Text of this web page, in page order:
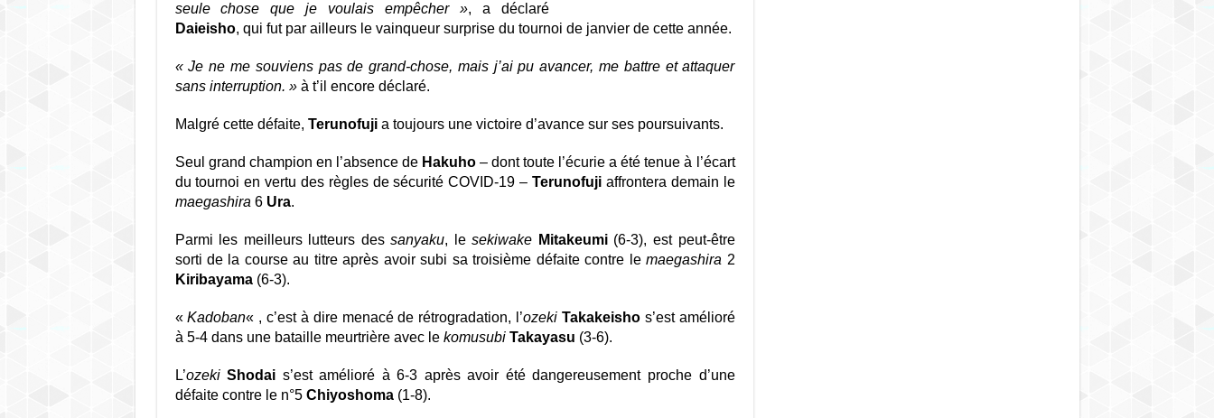
seule chose que je voulais empêcher », a déclaré
Daieisho, qui fut par ailleurs le vainqueur surprise du tournoi de janvier de cette année.
« Je ne me souviens pas de grand-chose, mais j’ai pu avancer, me battre et attaquer
sans interruption. » à t’il encore déclaré.
Malgré cette défaite, Terunofujia toujours une victoire d’avance sur ses poursuivants.
Seul grand champion en l’absence de Hakuho– dont toute l’écurie a été tenue à l’écart
du tournoi en vertu des règles de sécurité COVID-19 – Terunofujiaffrontera demain le
maegashira 6 Ura.
Parmi les meilleurs lutteurs dessanyaku, lesekiwake Mitakeumi(6-3), est peut-être
sorti de la course au titre après avoir subi sa troisième défaite contre lemaegashira 2
Kiribayama(6-3).
«Kadoban« , c’est à dire menacé de rétrogradation, l’ozeki Takakeishos’est amélioré
à 5-4 dans une bataille meurtrière avec le komusubi Takayasu (3-6).
L’ozekiShodai s’est amélioré à 6-3 après avoir été dangereusement proche d’une
défaite contre le n°5 Chiyoshoma(1-8).